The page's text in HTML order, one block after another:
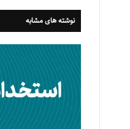
نوشته های مشابه